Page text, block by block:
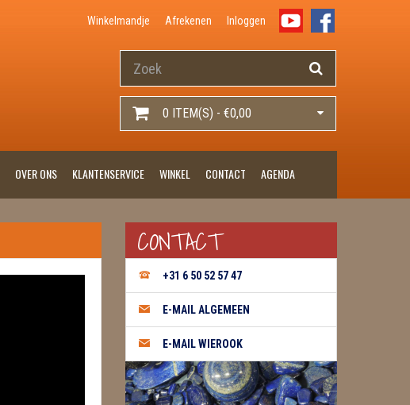
Winkelmandje Afrekenen Inloggen
0 ITEM(S) - €0,00
OVER ONS KLANTENSERVICE WINKEL CONTACT AGENDA
CONTACT
+31 6 50 52 57 47
E-MAIL ALGEMEEN
E-MAIL WIEROOK